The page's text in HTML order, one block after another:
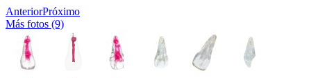
AnteriorPróximo
Más fotos (9)